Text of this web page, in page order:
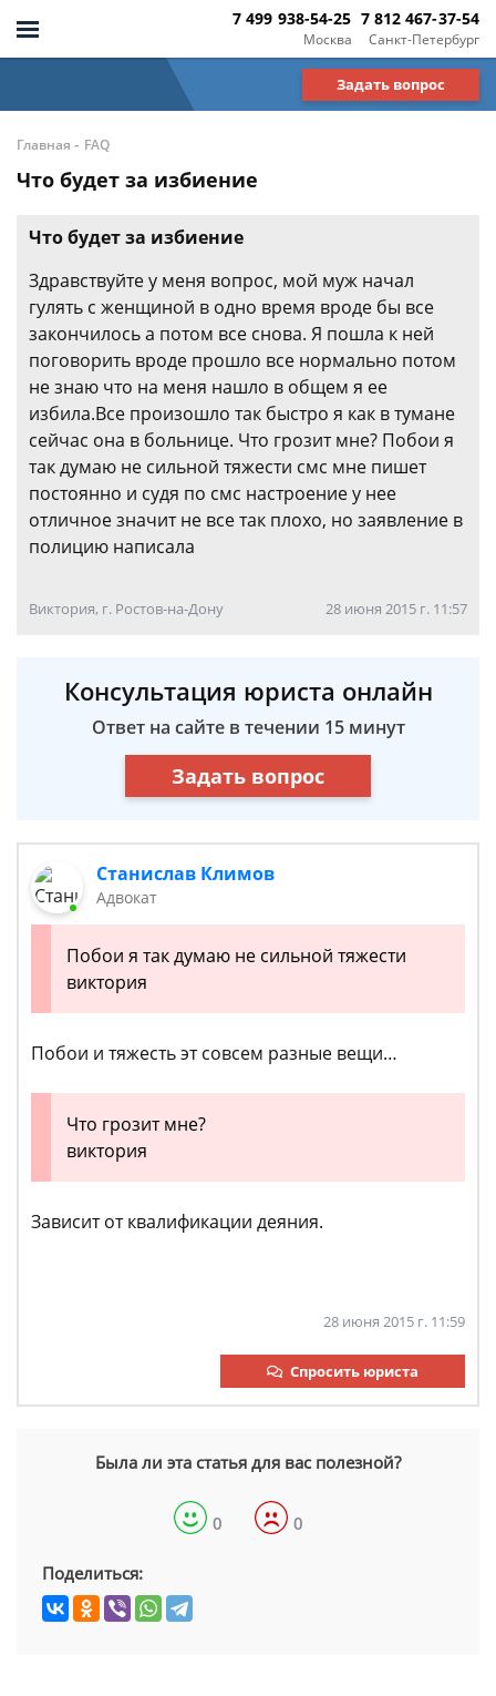
Москва
7 499 938-54-25
Санкт-Петербург
7 812 467-37-54
Задать вопрос
Главная - FAQ
Что будет за избиение
Что будет за избиение
Здравствуйте у меня вопрос, мой муж начал
гулять с женщиной в одно время вроде бы все
закончилось а потом все снова. Я пошла к ней
поговорить вроде прошло все нормально потом
не знаю что на меня нашло в общем я ее
избила.Все произошло так быстро я как в тумане
сейчас она в больнице. Что грозит мне? Побои я
так думаю не сильной тяжести смс мне пишет
постоянно и судя по смс настроение у нее
отличное значит не все так плохо, но заявление в
полицию написала
Виктория, г. Ростов-на-Дону 28 июня 2015 г. 11:57
Консультация юриста онлайн
Ответ на сайте в течении 15 минут
Задать вопрос
Станислав Климов
Адвокат
Побои я так думаю не сильной тяжести
виктория
Побои и тяжесть эт совсем разные вещи…
Что грозит мне?
виктория
Зависит от квалификации деяния.
28 июня 2015 г. 11:59
Спросить юриста
Была ли эта статья для вас полезной?
0 0
Поделиться: